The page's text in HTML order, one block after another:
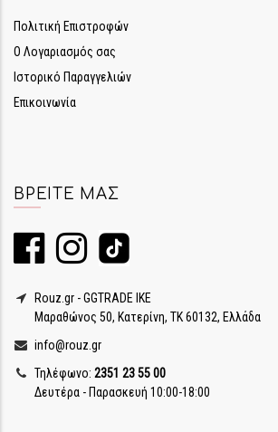
Πολιτική Επιστροφών
Ο Λογαριασμός σας
Ιστορικό Παραγγελιών
Επικοινωνία
ΒΡΕΊΤΕ ΜΑΣ
Rouz.gr - GGTRADE IKE
Μαραθώνος 50, Κατερίνη, ΤΚ 60132, Ελλάδα
info@rouz.gr
Τηλέφωνο: 2351 23 55 00
Δευτέρα - Παρασκευή 10:00-18:00